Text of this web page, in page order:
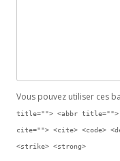
Vous pouvez utiliser ces
title=""> <abbr title="">
cite=""> <cite> <code>
<strike> <strong>